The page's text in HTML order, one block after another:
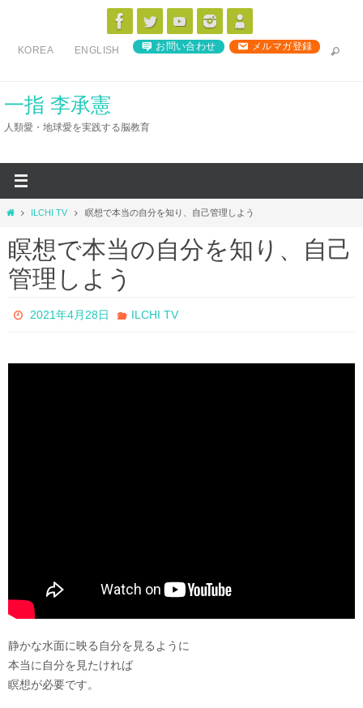
ス
KOREA ENGLISH お問い合わせ メルマガ登録
一指 李承憲
人類愛・地球愛を実践する脳教育
ホ
ム
ILCHI TV 瞑想で本当の自分を知り、自己管理しよう
瞑想で本当の自分を知り、自己
管理しよう
2021年4月28日 ILCHI TV
静かな水面に映る自分を見るように
本当に自分を見たければ
瞑想が必要です。